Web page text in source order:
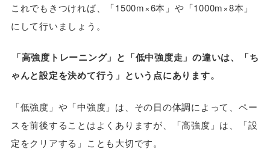
これでもきつければ、「1500m×6本」や「1000m×8本」
にして行いましょう。
「高強度トレーニング」と「低中強度走」の違いは、「ち
ゃんと設定を決めて行う」という点にあります。
「低強度」や「中強度」は、その日の体調によって、ペー
スを前後することはよくありますが、「高強度」は、「設
定をクリアする」ことも大切です。